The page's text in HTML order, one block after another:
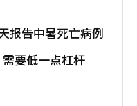
报告中暑死亡病例
需要低一点杠杆